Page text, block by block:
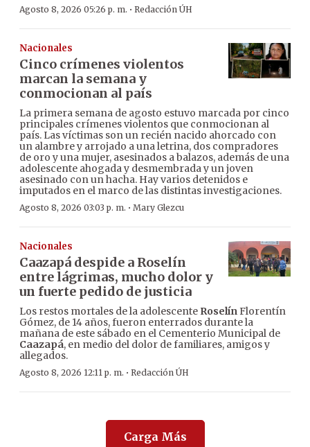
Agosto 8, 2026 05:26 p. m. · Redacción ÚH
Nacionales
Cinco crímenes violentos
marcan la semana y
conmocionan al país
La primera semana de agosto estuvo marcada por cinco
principales crímenes violentos que conmocionan al
país. Las víctimas son un recién nacido ahorcado con
un alambre y arrojado a una letrina, dos compradores
de oro y una mujer, asesinados a balazos, además de una
adolescente ahogada y desmembrada y un joven
asesinado con un hacha. Hay varios detenidos e
imputados en el marco de las distintas investigaciones.
Agosto 8, 2026 03:03 p. m. · Mary Glezcu
Nacionales
Caazapá despide a Roselín
entre lágrimas, mucho dolor y
un fuerte pedido de justicia
Los restos mortales de la adolescente RoselínFlorentín
Gómez, de 14 años, fueron enterrados durante la
mañana de este sábado en el Cementerio Municipal de
Caazapá, en medio del dolor de familiares, amigos y
allegados.
Agosto 8, 2026 12:11 p. m. · Redacción ÚH
Carga Más